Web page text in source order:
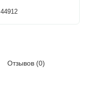
44912
Отзывов (0)